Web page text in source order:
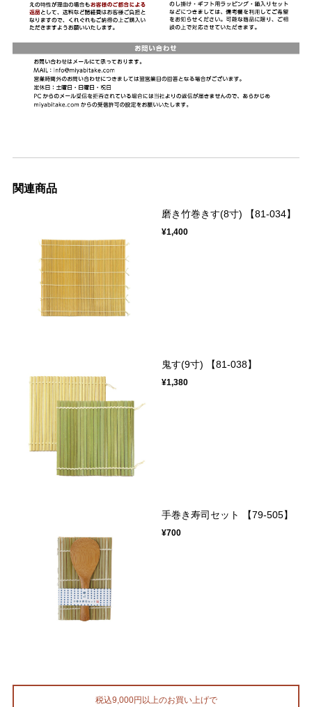
関連商品
磨き竹巻きす(8寸) 【81-034】
¥1,400
鬼す(9寸) 【81-038】
¥1,380
手巻き寿司セット 【79-505】
¥700
税込9,000円以上のお買い上げで